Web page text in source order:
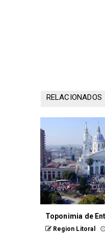
RELACIONADOS
Toponimia de
Region Litoral